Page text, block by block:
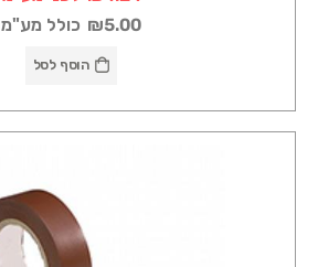
₪5.00 כולל מע"מ
הוסף לסל